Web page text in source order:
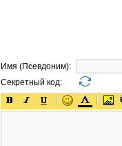
Имя (Псевдоним):
Секретный код: